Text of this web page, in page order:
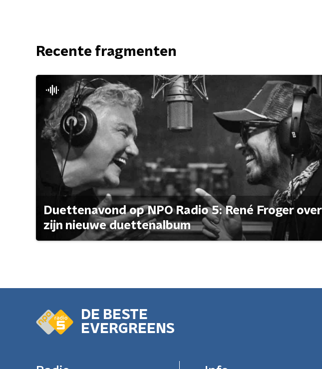
Recente fragmenten
Duettenavond op NPO Radio 5: René Froger over
zijn nieuwe duettenalbum
DE BESTE
EVERGREENS